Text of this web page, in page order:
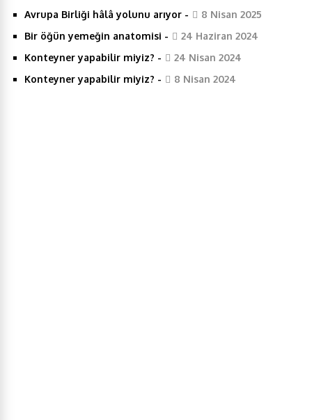
b
o
t
r
e
I
s
p
e
Avrupa Birliği hâlâ yolunu arıyor -
8 Nisan 2025
Bir öğün yemeğin anatomisi -
24 Haziran 2024
Konteyner yapabilir miyiz? -
24 Nisan 2024
Konteyner yapabilir miyiz? - 8 Nisan 2024